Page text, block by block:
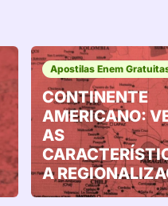
Apostilas Enem
CONTINENTE
AMERICANO:
AS
A